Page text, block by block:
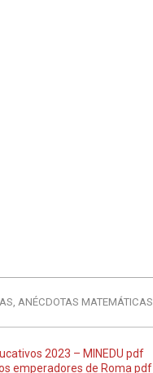
, ANÉCDOTAS MATEMÁTICAS
2023 – MINEDU pdf
emperadores de Roma pdf